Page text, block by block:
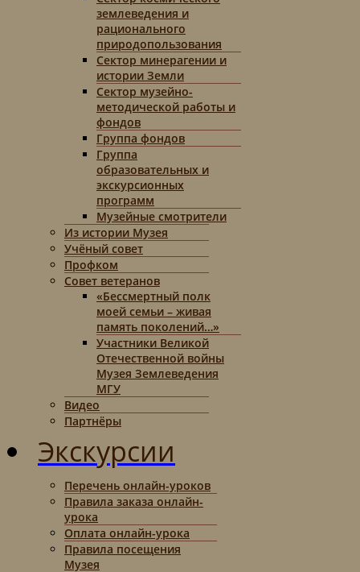
землеведения и
рационального
природопользования
Сектор минерагении и
истории Земли
Сектор музейно-
методической работы и
фондов
Группа фондов
Группа
образовательных и
экскурсионных
программ
Музейные смотрители
Из истории Музея
Учёный совет
Профком
Совет ветеранов
«Бессмертный полк
моей семьи – живая
память поколений…»
Участники Великой
Отечественной войны
Музея Землеведения
МГУ
Видео
Партнёры
Экскурсии
Перечень онлайн-уроков
Правила заказа онлайн-
урока
Оплата онлайн-урока
Правила посещения
Музея